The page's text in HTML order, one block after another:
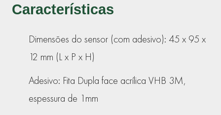
Características
Dimensões do sensor (com adesivo): 45 x 95 x
12 mm (L x P x H)
Adesivo: Fita Dupla face acrílica VHB 3M,
espessura de 1mm